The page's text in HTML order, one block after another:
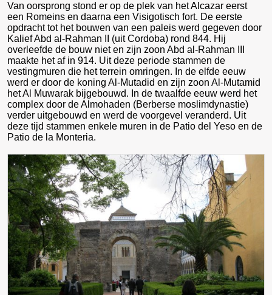
Van oorsprong stond er op de plek van het Alcazar eerst
een Romeins en daarna een Visigotisch fort. De eerste
opdracht tot het bouwen van een paleis werd gegeven door
Kalief Abd al-Rahman II (uit Cordoba) rond 844. Hij
overleefde de bouw niet en zijn zoon Abd al-Rahman III
maakte het af in 914. Uit deze periode stammen de
vestingmuren die het terrein omringen. In de elfde eeuw
werd er door de koning Al-Mutadid en zijn zoon Al-Mutamid
het Al Muwarak bijgebouwd. In de twaalfde eeuw werd het
complex door de Almohaden (Berberse moslimdynastie)
verder uitgebouwd en werd de voorgevel veranderd. Uit
deze tijd stammen enkele muren in de Patio del Yeso en de
Patio de la Monteria.